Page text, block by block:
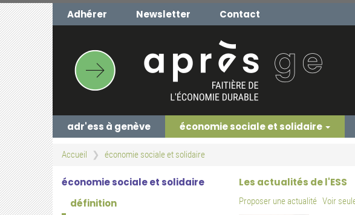
Aller
au
contenu
principal
Adhérer Newsletter Contact
adr'ess à genève économie sociale et solidaire
Accueil économie sociale et solidaire
économie sociale et solidaire
définition
Les actualités de l'ESS
Proposer une actualité Voir